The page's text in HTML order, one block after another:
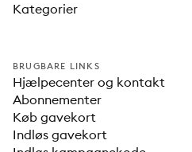
Kategorier
BRUGBARE LINKS
Hjælpecenter og kontakt
Abonnementer
Køb gavekort
Indløs gavekort